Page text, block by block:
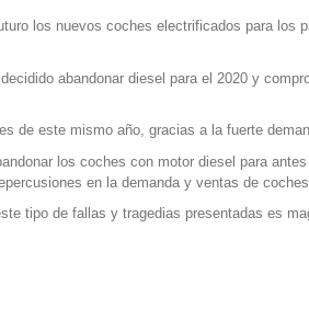
los nuevos coches electrificados para los
abandonar diesel para el 2020 y
de este mismo año, gracias a la fuerte
los coches con motor diesel para
en la demanda y ventas de
tipo de fallas y tragedias presentadas es